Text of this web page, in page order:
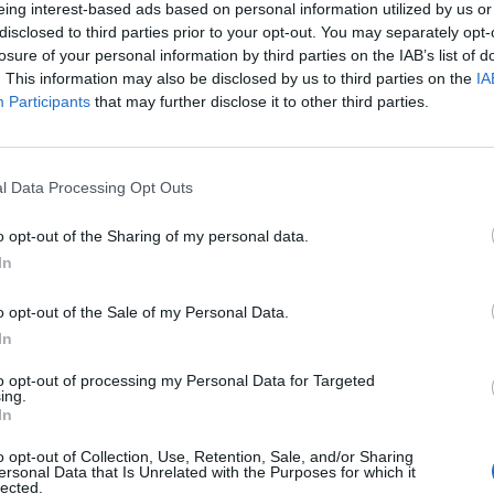
interest-based ads based on personal information utilized by us
to third parties prior to your opt-out. You may separately
of your personal information by third parties on the IAB’s list of
This information may also be disclosed by us to third parties on the
Participants that may further disclose it to other third parties.
Data Processing Opt Outs
opt-out of the Sharing of my personal data.
opt-out of the Sale of my Personal Data.
opt-out of processing my Personal Data for Targeted
opt-out of Collection, Use, Retention, Sale, and/or Sharing
Data that Is Unrelated with the Purposes for which it
az Európai Újjáépítési és Fejlesztési Bank (EBRD)
és kész arra, hogy összesen 500 millió
hozzá a talpraállításához - értesült a Reuters.
Mirow EBRD elnökre hivatkozva tudósít a hírről, ám a
még nem ismeretesek. Az ukrán bankrendszert mélyen
után a következő ország, amely nem tud
portfolio.hu hírarchívumához tartozik, melynek olvasása
tartalmazza:
elmúlt 2 év napon belüli